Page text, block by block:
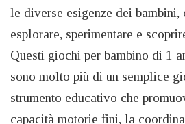
le diverse esigenze dei bambini,
esplorare, sperimentare e
Questi giochi per bambino di 1
sono molto più di un semplice
strumento educativo che
capacità motorie fini, la